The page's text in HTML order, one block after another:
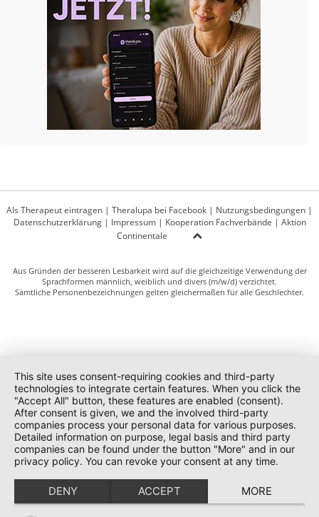
Als Therapeut eintragen | Theralupa bei Facebook | Nutzungsbedingungen |
Datenschutzerklärung| Impressum| Kooperation Fachverbände | Aktion
Continentale
Aus Gründen der besseren Lesbarkeit wird auf die gleichzeitige Verwendung der
Sprachformen männlich, weiblich und divers (m/w/d) verzichtet.
Sämtliche Personenbezeichnungen gelten gleichermaßen für alle Geschlechter.
This site uses consent-requiring cookies and third-party
technologies to integrate certain features. When you click the
"Accept All" button, these features are enabled (consent).
After consent is given, we and the involved third-party
companies process your personal data for various purposes.
Detailed information on purpose, legal basis and third party
companies can be found under the button "More" and in our
privacy policy. You can revoke your consent at any time.
DENY ACCEPT MORE